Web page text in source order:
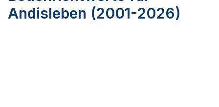
Andisleben (2001-2026)